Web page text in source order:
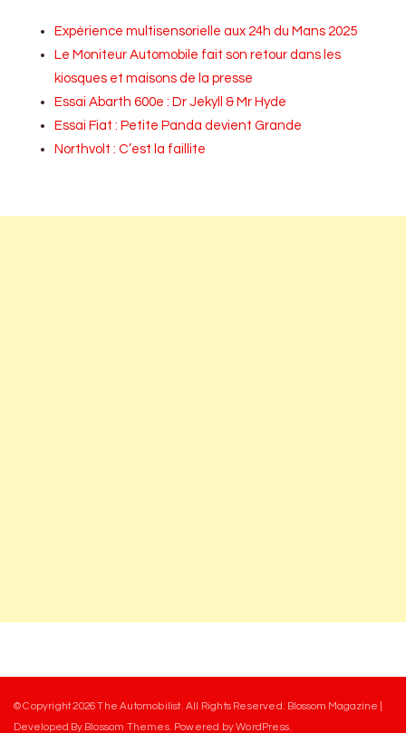
Expérience multisensorielle aux 24h du Mans 2025
Le Moniteur Automobile fait son retour dans les
kiosques et maisons de la presse
Essai Abarth 600e : Dr Jekyll & Mr Hyde
Essai Fiat : Petite Panda devient Grande
Northvolt : C’est la faillite
© Copyright 2026The Automobilist. All Rights Reserved. Blossom Magazine |
Developed By Blossom Themes. Powered byWordPress